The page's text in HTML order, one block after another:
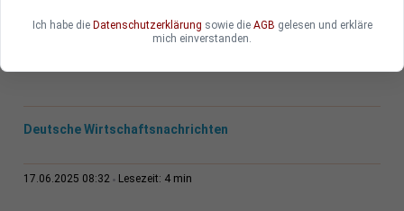
er einem Amtskollegen und der Welt eine
mysteriöse Nachricht.
Deutsche Wirtschaftsnachrichten
17.06.2025 08:32 Lesezeit: 4 min
Ich habe die Datenschutzerklärung sowie die AGB gelesen und erkläre
mich einverstanden.